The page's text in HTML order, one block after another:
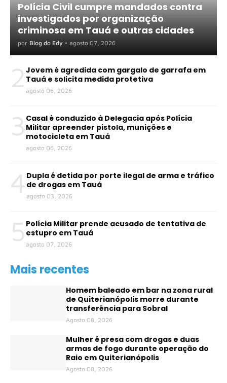
Polícia Civil cumpre mandados contra
investigados por organização
criminosa em Tauá e outras cidades
por Blog do Edy • agosto 07, 2026
2 Jovem é agredida com gargalo de garrafa em
Tauá e solicita medida protetiva
agosto 06, 2026
3 Casal é conduzido à Delegacia após Polícia
Militar apreender pistola, munições e
motocicleta em Tauá
agosto 06, 2026
4 Dupla é detida por porte ilegal de arma e tráfico
de drogas em Tauá
agosto 03, 2026
5 Polícia Militar prende acusado de tentativa de
estupro em Tauá
agosto 07, 2026
Mais recentes
Homem baleado em bar na zona rural
de Quiterianópolis morre durante
transferência para Sobral
Agosto 08, 2026
Mulher é presa com drogas e duas
armas de fogo durante operação do
Raio em Quiterianópolis
Agosto 08, 2026